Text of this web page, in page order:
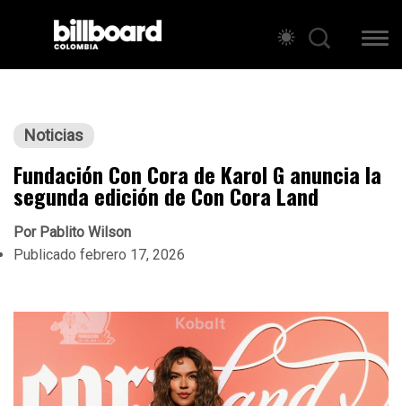
Noticias
Fundación Con Cora de Karol G anuncia la
segunda edición de Con Cora Land
PorPablito Wilson
Publicado febrero 17, 2026